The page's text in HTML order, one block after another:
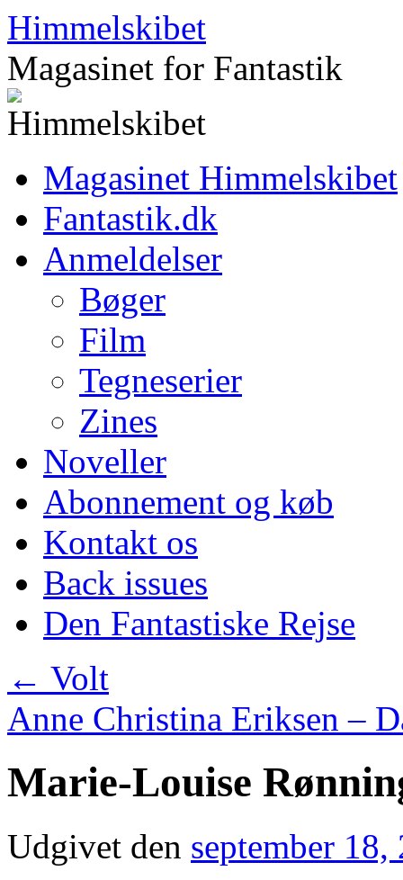
Hop
til
indhold
Himmelskibet
Magasinet for Fantastik
Magasinet Himmelskibet
Fantastik.dk
Anmeldelser
Bøger
Film
Tegneserier
Zines
Noveller
Abonnement og køb
Kontakt os
Back issues
Den Fantastiske Rejse
← Volt
Anne Christina Eriksen –
Marie-Louise
Udgivet den september 18,